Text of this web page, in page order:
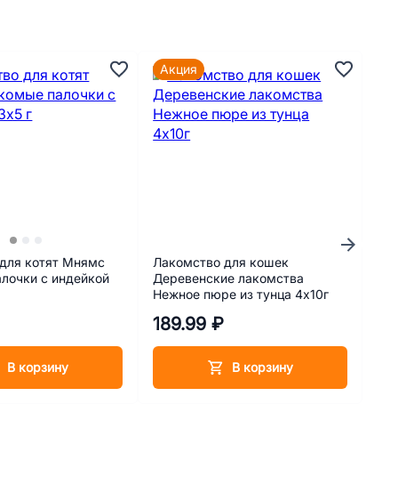
котят Мнямс
с индейкой
В корзину
Лакомство для кошек
Деревенские лакомства
Нежное пюре из тунца 4х10г
189.99 ₽
В корзину
Акция